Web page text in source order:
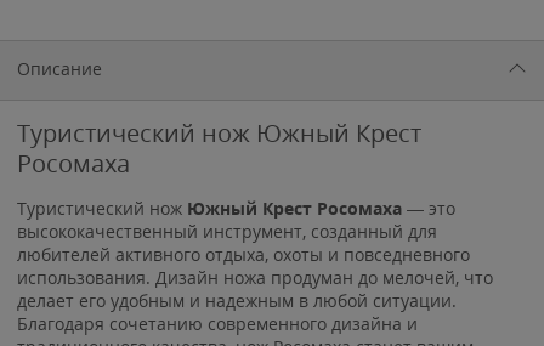
Описание
Туристический нож Южный Крест
Росомаха
Туристический нож Южный Крест Росомаха — это
высококачественный инструмент, созданный для
любителей активного отдыха, охоты и повседневного
использования. Дизайн ножа продуман до мелочей, что
делает его удобным и надежным в любой ситуации.
Благодаря сочетанию современного дизайна и